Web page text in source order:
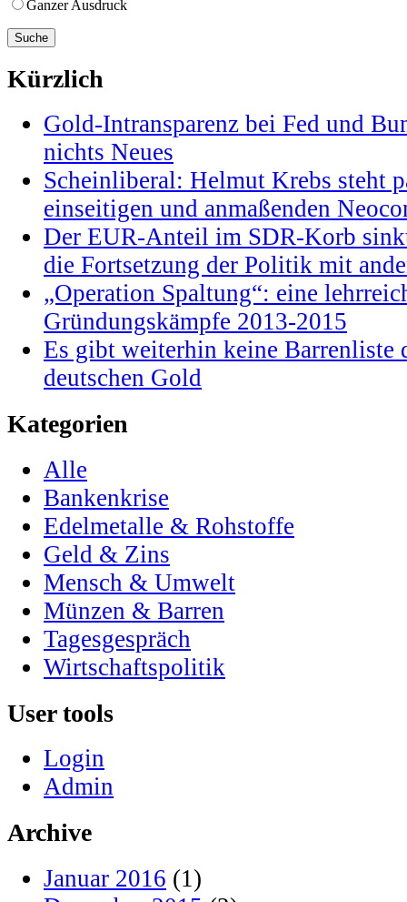
Ganzer Ausdruck
Kürzlich
Gold-Intransparenz bei Fed und
nichts Neues
Scheinliberal: Helmut Krebs steht
einseitigen und anmaßenden
Der EUR-Anteil im SDR-Korb
die Fortsetzung der Politik mit
„Operation Spaltung“: eine
Gründungskämpfe 2013-2015
Es gibt weiterhin keine Barrenliste
deutschen Gold
Kategorien
Alle
Bankenkrise
Edelmetalle & Rohstoffe
Geld & Zins
Mensch & Umwelt
Münzen & Barren
Tagesgespräch
Wirtschaftspolitik
User tools
Login
Admin
Archive
Januar 2016 (1)